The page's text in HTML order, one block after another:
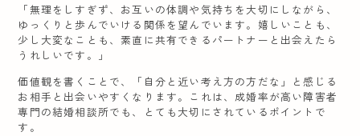
「無理をしすぎず、お互いの体調や気持ちを大切にしながら、
ゆっくりと歩んでいける関係を望んでいます。嬉しいことも、
少し大変なことも、素直に共有できるパートナーと出会えたら
うれしいです。」
価値観を書くことで、「自分と近い考え方の方だな」と感じる
お相手と出会いやすくなります。これは、成婚率が高い障害者
専門の結婚相談所でも、とても大切にされているポイントで
す。